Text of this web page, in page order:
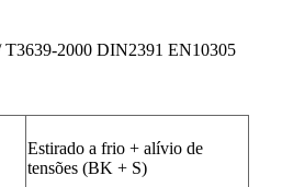
2000 DIN2391 EN10305
Estirado a frio + alívio de
tensões (BK + S)